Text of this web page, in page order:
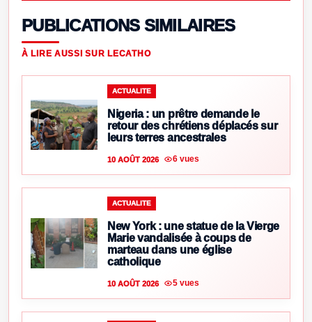
PUBLICATIONS SIMILAIRES
À LIRE AUSSI SUR LECATHO
ACTUALITE
Nigeria : un prêtre demande le
retour des chrétiens déplacés sur
leurs terres ancestrales
10 AOÛT 2026 6 vues
ACTUALITE
New York : une statue de la Vierge
Marie vandalisée à coups de
marteau dans une église
catholique
10 AOÛT 2026 5 vues